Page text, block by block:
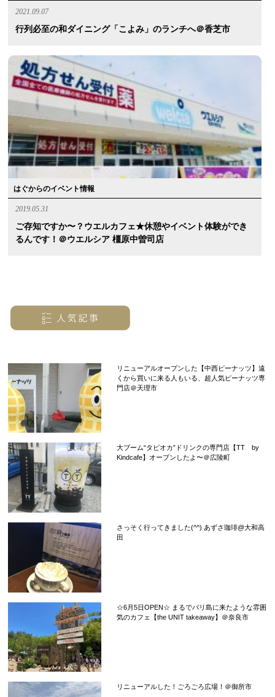
2021.09.07
行列必至の和ダイニング「こよみ」のランチへ＠香芝市
はぐからのイベント情報
2019.05.31
ご存知ですか〜？ウエルカフェ★休憩やイベント体験ができ
るんです！＠ウエルシア 橿原中曽司店
リニューアルオープンした【中西ピーナッツ】遠
くから買いに来る人もいる、超人気ピーナッツ専
門店＠天理市
大ブーム“タピオカ”ドリンクの専門店【TT by
Kindcafe】オープンしたよ〜＠広陵町
さっそく行ってきました(^^) あずさ珈琲@大和高
田
☆6月5日OPEN☆ まるでバリ島に来たような雰囲
気のカフェ【the UNIT takeaway】＠奈良市
リニューアルした！ごろごろ広場！＠御所市